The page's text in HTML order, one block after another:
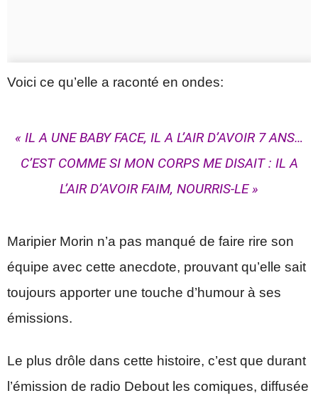
Voici ce qu’elle a raconté en ondes:
« IL A UNE BABY FACE, IL A L’AIR D’AVOIR 7 ANS…
C’EST COMME SI MON CORPS ME DISAIT : IL A
L’AIR D’AVOIR FAIM, NOURRIS-LE »
Maripier Morin n’a pas manqué de faire rire son
équipe avec cette anecdote, prouvant qu’elle sait
toujours apporter une touche d’humour à ses
émissions.
Le plus drôle dans cette histoire, c’est que durant
l’émission de radio Debout les comiques, diffusée